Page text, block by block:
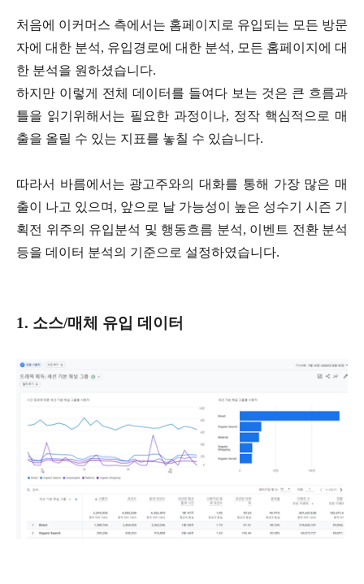
처음에 이커머스 측에서는 홈페이지로 유입되는 모든 방문
자에 대한 분석, 유입경로에 대한 분석, 모든 홈페이지에 대
한 분석을 원하셨습니다.
하지만 이렇게 전체 데이터를 들여다 보는 것은 큰 흐름과
틀을 읽기위해서는 필요한 과정이나, 정작 핵심적으로 매
출을 올릴 수 있는 지표를 놓칠 수 있습니다.
따라서 바름에서는 광고주와의 대화를 통해 가장 많은 매
출이 나고 있으며, 앞으로 날 가능성이 높은 성수기 시즌 기
획전 위주의 유입분석 및 행동흐름 분석, 이벤트 전환 분석
등을 데이터 분석의 기준으로 설정하였습니다.
1. 소스/매체 유입 데이터